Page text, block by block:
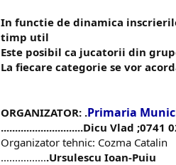
In functie de dinamica
timp util
Este posibil ca jucatorii din
La fiecare categorie se vor
ORGANIZATOR: .Primaria
.............................Dicu Vlad ;0741
Organizator tehnic: Cozma Catalin
.................Ursulescu Ioan-Puiu